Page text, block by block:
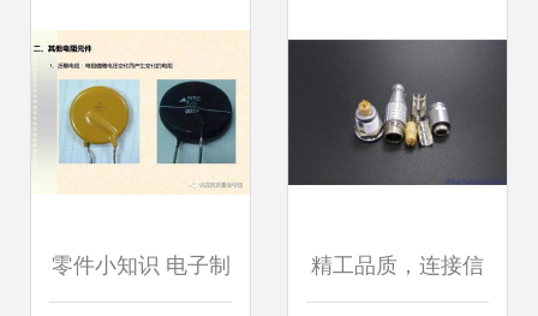
零件小知识 电子制 精工品质，连接信